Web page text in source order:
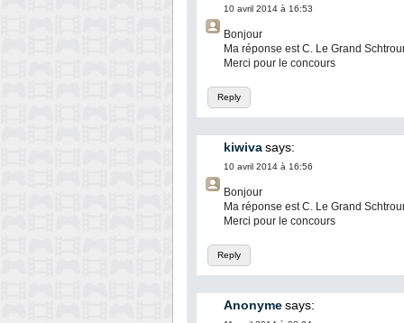
10 avril 2014 à 16:53
Reply
Bonjour
Ma réponse est C. Le Grand
Merci pour le concours
kiwivasays:
10 avril 2014 à 16:56
Reply
Bonjour
Ma réponse est C. Le Grand
Merci pour le concours
Anonymesays: